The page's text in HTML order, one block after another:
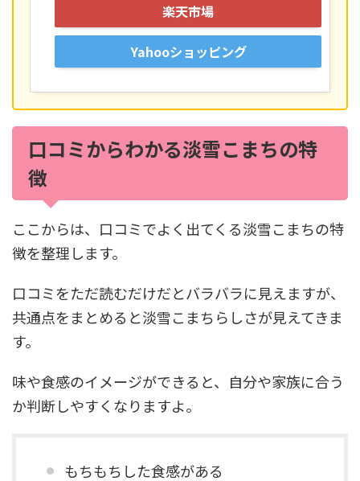
楽天市場
Yahooショッピング
口コミからわかる淡雪こまちの特
徴
ここからは、口コミでよく出てくる淡雪こまちの特
徴を整理します。
口コミをただ読むだけだとバラバラに見えますが、
共通点をまとめると淡雪こまちらしさが見えてきま
す。
味や食感のイメージができると、自分や家族に合う
か判断しやすくなりますよ。
もちもちした食感がある